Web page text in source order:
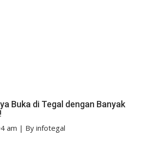
Buka di Tegal dengan Banyak
am | Byinfotegal